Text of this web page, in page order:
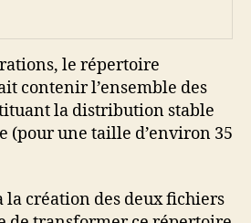
le répertoire
contenir l’ensemble des
la distribution stable
(pour une taille d’environ 35
la création des deux fichiers